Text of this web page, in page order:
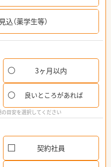
（薬学生等）
3ヶ月以内
良いところがあれば
目安を選択してください
契約社員